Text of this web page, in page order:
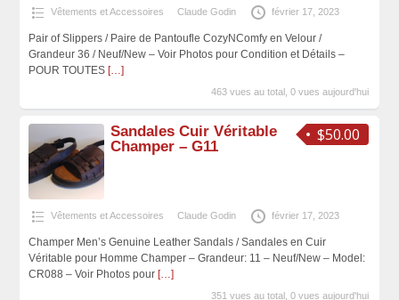
Vêtements et Accessoires Claude Godin février 17, 2023
Pair of Slippers / Paire de Pantoufle CozyNComfy en Velour /
Grandeur 36 / Neuf/New – Voir Photos pour Condition et Détails –
POUR TOUTES […]
463 vues au total, 0 vues aujourd'hui
$50.00
Sandales Cuir Véritable
Champer – G11
Vêtements et Accessoires Claude Godin février 17, 2023
Champer Men’s Genuine Leather Sandals / Sandales en Cuir
Véritable pour Homme Champer – Grandeur: 11 – Neuf/New – Model:
CR088 – Voir Photos pour […]
351 vues au total, 0 vues aujourd'hui